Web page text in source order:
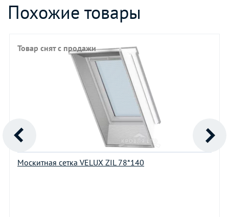
Похожие товары
Москитная сетка VELUX ZIL 78*140
Товар снят с продажи